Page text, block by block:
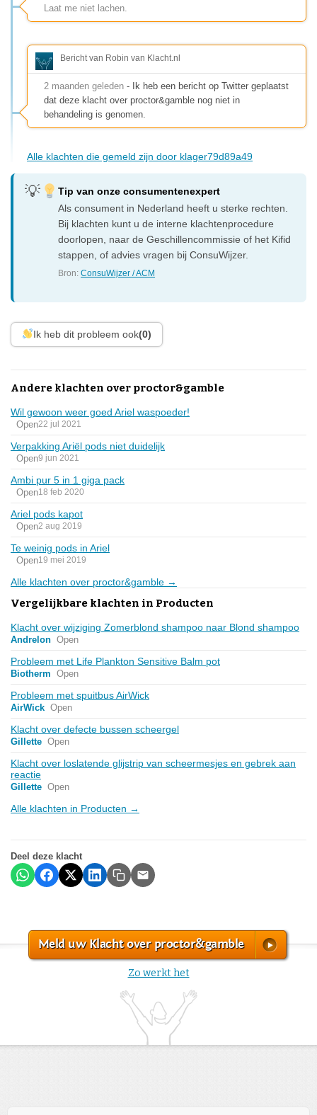
Laat me niet lachen.
Bericht van Robin van Klacht.nl
2 maanden geleden - Ik heb een bericht op Twitter geplaatst
dat deze klacht over proctor&gamble nog niet in
behandeling is genomen.
Alle klachten die gemeld zijn door klager79d89a49
Tip van onze consumentenexpert
Als consument in Nederland heeft u sterke rechten.
Bij klachten kunt u de interne klachtenprocedure
doorlopen, naar de Geschillencommissie of het Kifid
stappen, of advies vragen bij ConsuWijzer.
Bron:ConsuWijzer / ACM
Ik heb dit probleem ook(0)
Andere klachten over proctor&gamble
Wil gewoon weer goed Ariel waspoeder!
Open22 jul 2021
Verpakking Ariël pods niet duidelijk
Open9 jun 2021
Ambi pur 5 in 1 giga pack
Open18 feb 2020
Ariel pods kapot
Open2 aug 2019
Te weinig pods in Ariel
Open19 mei 2019
Alle klachten over proctor&gamble →
Vergelijkbare klachten in Producten
Klacht over wijziging Zomerblond shampoo naar Blond shampoo
Andrelon Open
Probleem met Life Plankton Sensitive Balm pot
Biotherm Open
Probleem met spuitbus AirWick
AirWick Open
Klacht over defecte bussen scheergel
Gillette Open
Klacht over loslatende glijstrip van scheermesjes en gebrek aan
reactie
Gillette Open
Alle klachten in Producten →
Deel deze klacht
Meld uw Klacht over proctor&gamble
Zo werkt het